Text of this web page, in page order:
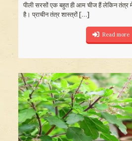
पीली सरसों एक बहुत ही आम चीज हैं लेकिन तंत्र
है। प्राचीन तंत्र शास्त्रों[…]
Read more